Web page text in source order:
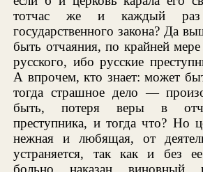
тотчас же и каждый раз
государственного закона? Да
быть отчаяния, по крайней мере
русского, ибо русские
А впрочем, кто знает: может
тогда страшное дело —
быть, потеря веры в
преступника, и тогда что? Но
нежная и любящая, от
устраняется, так как и без
больно наказан виновный